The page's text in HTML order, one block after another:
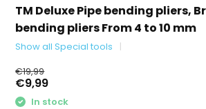
TM Deluxe Pipe bending pliers,
bending pliers From 4 to 10 mm
Show all Special tools
€19,99
€9,99
In stock